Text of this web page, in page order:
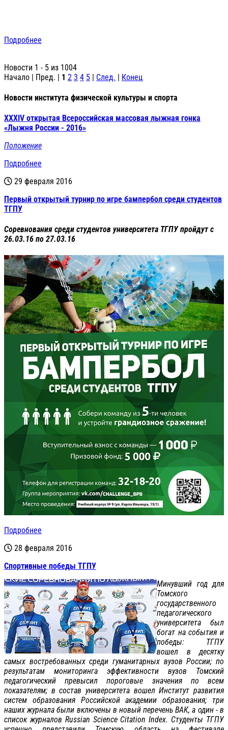
Подробнее
Новости 1 - 5 из 1004
Начало | Пред. | 1 2 3 4 5 | След. | Конец
Новости института физической культуры и спорта
XXXIV открытая Всероссийская массовая лыжная гонка
«Лыжня России - 2016»
Положение
Подробнее
29 февраля 2016
Первый открытый турнир по игре бампербол среди студентов
ТГПУ
Соревнования среди студентов университета ТГПУ пройдут с
26.03.16 по 27.03.16
Подробнее
28 февраля 2016
Спортивные победы ТГПУ
Минувший год для
Томского
государственного
педагогического
университета был
богат на события и
победы: ТГПУ
вошел в десятку
самых востребованных среди гуманитарных вузов России; по
результатам мониторинга эффективности вузов Томский
педагогический превысил пороговые значения по всем
показателям; в состав университета вошел Институт развития
систем образования Российской академии образования; три
наших журнала были включены в новый перечень ВАК, а один - в
список журналов Russian Science Citation Index. Студенты ТГПУ